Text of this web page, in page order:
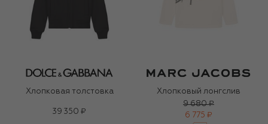
Хлопковая толстовка
39 350 ₽
Хлопковый лонгслив
9 680 ₽
6 775 ₽